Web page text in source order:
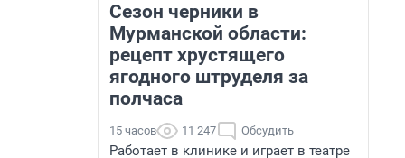
Сезон черники в
Мурманской области:
рецепт хрустящего
ягодного штруделя за
полчаса
15 часов 11 247 Обсудить
Работает в клинике и играет в театре